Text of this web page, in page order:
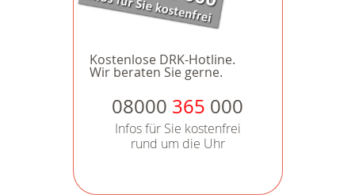
Kostenlose DRK-Hotline.
Wir beraten Sie gerne.
08000 365 000
Infos für Sie kostenfrei
rund um die Uhr